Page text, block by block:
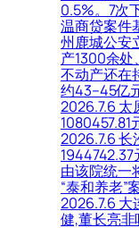
0.5%。7次
温商贷案件
州鹿城公安
产1300余处
不动产还在
约43–45亿
2026.7.6 太
2026.7.6 长
由该院统一
“泰和养老”
2026.7.6 大
健,董长亮